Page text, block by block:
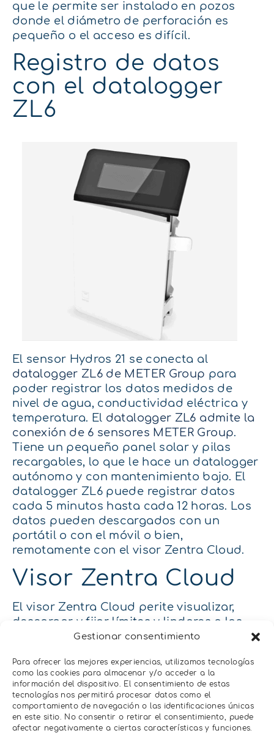
Gestionar consentimiento
Para ofrecer las mejores experiencias, utilizamos tecnologías
como las cookies para almacenar y/o acceder a la
información del dispositivo. El consentimiento de estas
tecnologías nos permitirá procesar datos como el
comportamiento de navegación o las identificaciones únicas
en este sitio. No consentir o retirar el consentimiento, puede
afectar negativamente a ciertas características y funciones.
que le permite ser instalado en pozos
donde el diámetro de perforación es
pequeño o el acceso es difícil.
Registro de datos
con el datalogger
ZL6
El sensor Hydros 21 se conecta al
datalogger ZL6 de METER Group para
poder registrar los datos medidos de
nivel de agua, conductividad eléctrica y
temperatura. El datalogger ZL6 admite la
conexión de 6 sensores METER Group.
Tiene un pequeño panel solar y pilas
recargables, lo que le hace un datalogger
autónomo y con mantenimiento bajo. El
datalogger ZL6 puede registrar datos
cada 5 minutos hasta cada 12 horas. Los
datos pueden descargados con un
portátil o con el móvil o bien,
remotamente con el visor Zentra Cloud.
Visor Zentra Cloud
El visor Zentra Cloud perite visualizar,
descargar y fijar límites y lindares a los
datos medidos por el sensor Hydros 21 y
siguiente imagen se puede observar una
serie temporal de 4 puntos de monitoreo
distintos donde se ha medido el nivel de
agua con el sensor Hydros 21.